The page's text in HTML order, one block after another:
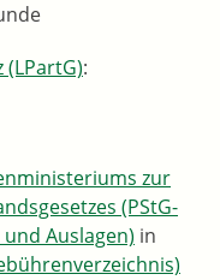
:
zur
(PStG-
Auslagen) in